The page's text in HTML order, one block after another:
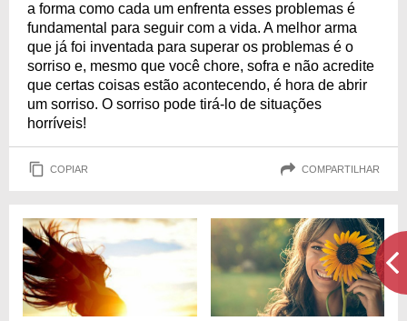
a forma como cada um enfrenta esses problemas é
fundamental para seguir com a vida. A melhor arma
que já foi inventada para superar os problemas é o
sorriso e, mesmo que você chore, sofra e não acredite
que certas coisas estão acontecendo, é hora de abrir
um sorriso. O sorriso pode tirá-lo de situações
horríveis!
COPIAR COMPARTILHAR